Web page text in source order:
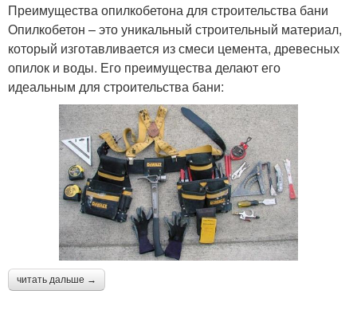
Преимущества опилкобетона для строительства бани
Опилкобетон – это уникальный строительный материал,
который изготавливается из смеси цемента, древесных
опилок и воды. Его преимущества делают его
идеальным для строительства бани:
читать дальше →